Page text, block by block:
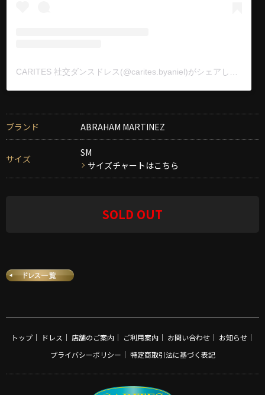
ブランド ABRAHAM MARTINEZ
サイズ
SM
サイズチャートはこちら
SOLD OUT
トップ｜ ドレス ｜ 店舗のご案内｜ ご利用案内｜ お問い合わせ｜ お知らせ｜
プライバシーポリシー ｜ 特定商取引法に基づく表記